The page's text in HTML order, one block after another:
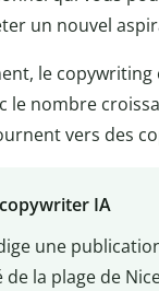
un nouvel
le copywriting
le nombre
vers des
IA
une
de la plage de